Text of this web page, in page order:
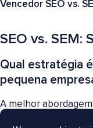
Vencedor SEO vs.
SEO vs. SEM:
Qual estratégia
pequena
A melhor